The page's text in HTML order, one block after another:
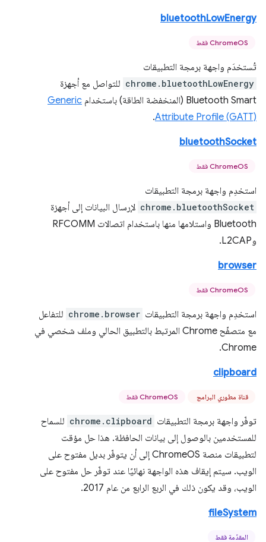
bluetoothLowEnergy
ChromeOS فقط
تُستخدَم واجهة برمجة التطبيقات
chrome.bluetoothLowEnergy للتواصل مع أجهزة
Bluetooth Smart (المنخفضة الطاقة) باستخدام
Generic
Attribute Profile (GATT)
.
bluetoothSocket
ChromeOS فقط
استخدِم واجهة برمجة التطبيقات
chrome.bluetoothSocket لإرسال البيانات إلى أجهزة
Bluetooth واستلامها منها باستخدام اتصالات RFCOMM
وL2CAP.
browser
ChromeOS فقط
استخدِم واجهة برمجة التطبيقات chrome.browser للتفاعل
مع متصفّح Chrome المرتبط بالتطبيق الحالي وملف شخصي في
Chrome.
clipboard
قناة مطوري البرامج ChromeOS فقط
توفّر واجهة برمجة التطبيقات chrome.clipboard للسماح
للمستخدمين بالوصول إلى بيانات الحافظة. هذا حل مؤقت
لتطبيقات منصة ChromeOS إلى أن يتوفّر بديل مفتوح على
الويب. سيتم إيقاف هذه الواجهة نهائيًا عند توفّر حل مفتوح على
الويب، وقد يكون ذلك في الربع الرابع من عام 2017.
fileSystem
المقدّمة فقط